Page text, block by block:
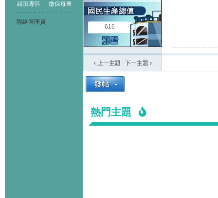
組班專區
徵保母車
聯絡管理員
616
‹ 上一主題 下一主題 ›
熱門主題